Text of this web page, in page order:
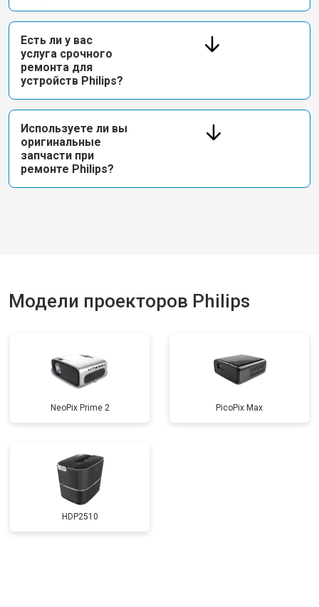
Есть ли у вас
услуга срочного
ремонта для
устройств Philips?
Используете ли вы
оригинальные
запчасти при
ремонте Philips?
Модели проекторов Philips
NeoPix Prime 2 PicoPix Max
HDP2510